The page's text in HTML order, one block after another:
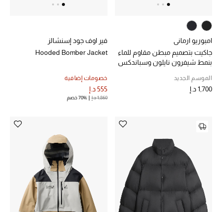
العودة إلى المدرسة
تسوقوا التشكيلة
ما وصلنا حديثا
أبرز المصممين
غرفة الطعام
امبوريو ارماني
جاكيت بتصميم مبطن مقاوم للماء
بنمط شيفرون نايلون وسباندكس
الموسم الجديد
1,700 د.إ
فير اوف جود إسنشالز
Hooded Bomber Jacket
خصومات إضافية
555 د.إ
1,860 د.إ 70% خصم